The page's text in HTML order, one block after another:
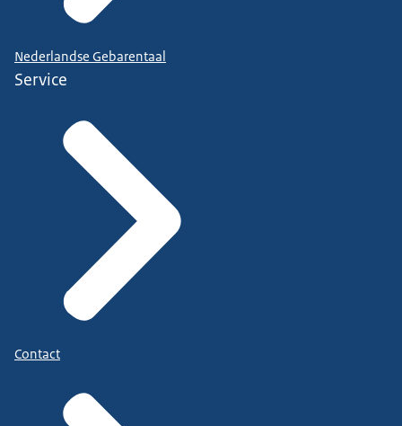
Nederlandse Gebarentaal
Service
Contact